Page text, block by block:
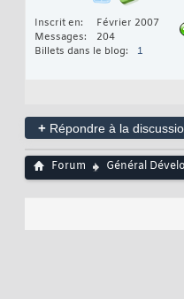
Inscrit en
Février 2007
Messages
204
Billets dans le blog
1
+ Répondre à la
Forum Général